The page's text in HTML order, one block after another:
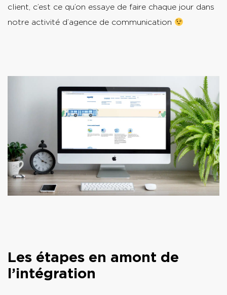
client, c’est ce qu’on essaye de faire chaque jour dans
notre activité d’agence de communication
Les étapes en amont de
l’intégration